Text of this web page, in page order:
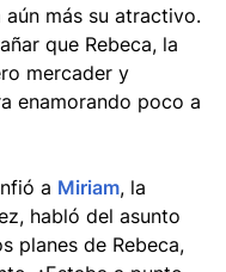
más su atractivo.
que Rebeca, la
mercader y
enamorando poco a
a Miriam, la
habló del asunto
planes de Rebeca,